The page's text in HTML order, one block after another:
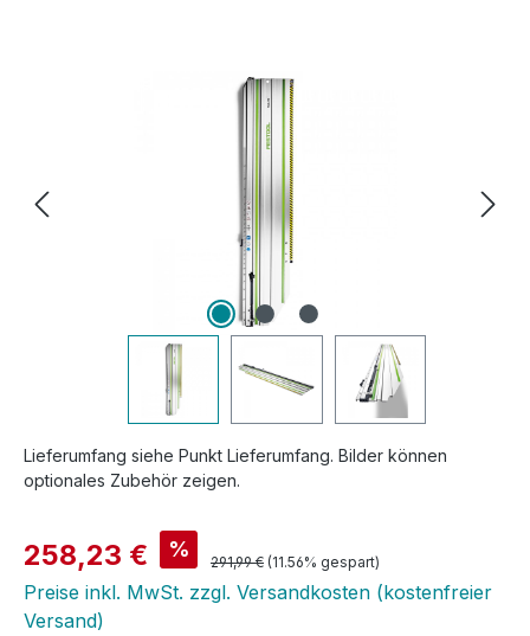
Bildergalerie überspringen
Lieferumfang siehe Punkt Lieferumfang. Bilder können
optionales Zubehör zeigen.
Verkaufspreis:
258,23 € % Regulärer Preis:
291,99 € (11.56% gespart)
Preise inkl. MwSt. zzgl. Versandkosten (kostenfreier
Versand)